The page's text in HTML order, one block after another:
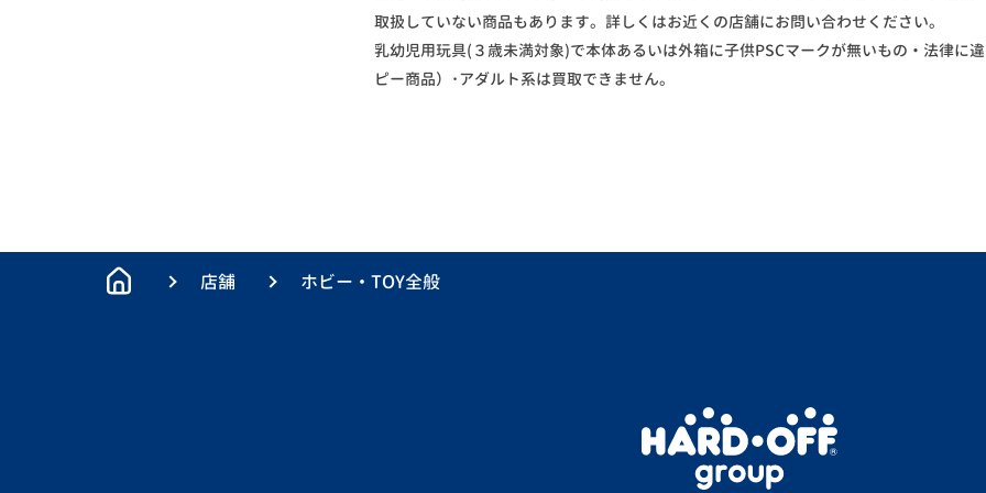
取扱していない商品もあります。詳しくはお近くの店舗にお問い合わせください。
乳幼児用玩具(３歳未満対象)で本体あるいは外箱に子供PSCマークが無いもの・法律に
ピー商品）･アダルト系は買取できません。
店舗 ホビー・TOY全般